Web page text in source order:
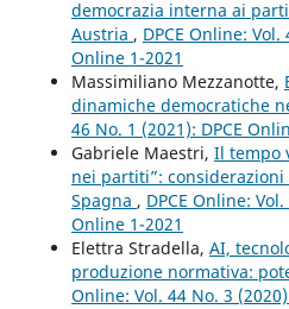
democrazia interna ai
Austria , DPCE Online: Vol.
Online 1-2021
Massimiliano Mezzanotte,
dinamiche democratiche
46 No. 1 (2021): DPCE
Gabriele Maestri, Il tempo
nei partiti”:
Spagna , DPCE Online:
Online 1-2021
Elettra Stradella, AI,
produzione normativa:
Online: Vol. 44 No. 3